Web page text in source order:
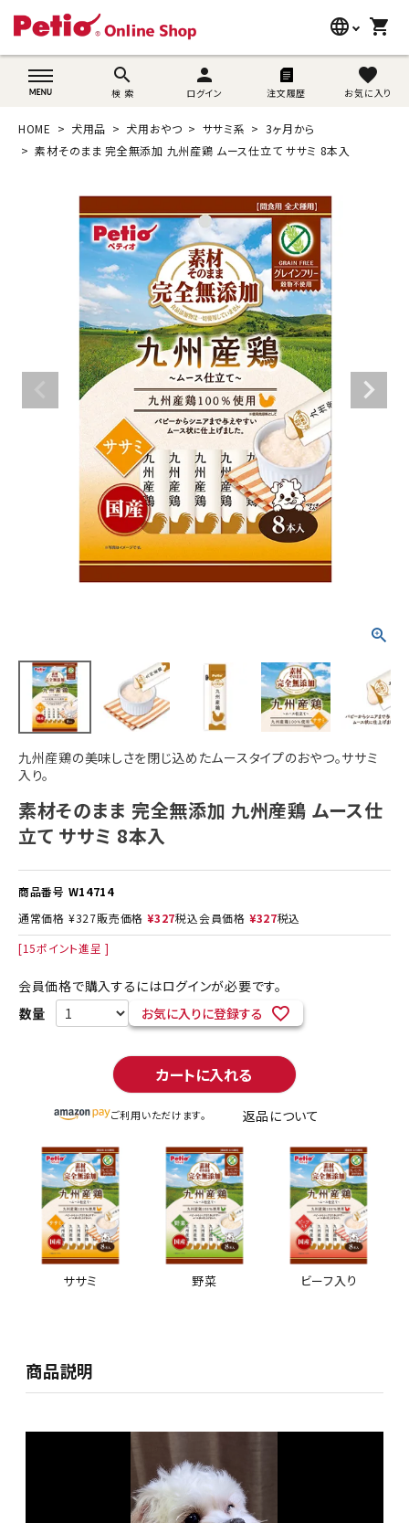
language
wovn-lang-name
shopping_cart
search
検 索
person
ログイン 注文履歴
favorite
お気に入り
search
猫用品
ブランド別に探す
目的別に探す
SNS
ご利用案内
ACCOUNT MENU
ようこそ ゲスト 様
ログイン person 新規会員登録
HOME 犬用品 犬用おやつ ササミ系
3ヶ月から
素材そのまま 完全無添加 九州産鶏 ムース仕立て ササミ 8本入
九州産鶏の美味しさを閉じ込めたムースタイプのおやつ。ササミ
入り。
素材そのまま 完全無添加 九州産鶏 ムース仕
立て ササミ 8本入
商品番号 W14714
通常価格 ¥327販売価格 ¥327税込会員価格 ¥327税込
[15ポイント進呈 ]
会員価格で購入するにはログインが必要です。
お気に入りに登録する
カートに入れる
ご利用いただけます。 返品について
ササミ 野菜 ビーフ入り
商品説明